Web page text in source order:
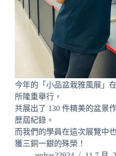
今年的「小品盆栽雅風展」
所隆重舉行，
共展出了 130 件精美的盆景
歷屆紀錄。
而我們的學員在這次展覽中
獲三銅一銀的殊榮！